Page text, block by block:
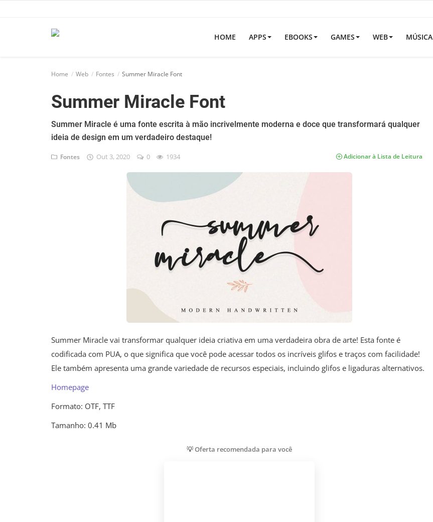
HOME APPS EBOOKS GAMES WEB MÚSICA
Home Web Fontes Summer Miracle Font
Summer Miracle Font
Summer Miracle é uma fonte escrita à mão incrivelmente moderna e doce que transformará qualquer
ideia de design em um verdadeiro destaque!
Fontes Out 3, 2020 0 1934 Adicionar à Lista de Leitura
Summer Miracle vai transformar qualquer ideia criativa em uma verdadeira obra de arte! Esta fonte é
codificada com PUA, o que significa que você pode acessar todos os incríveis glifos e traços com facilidade!
Ele também apresenta uma grande variedade de recursos especiais, incluindo glifos e ligaduras alternativos.
Homepage
Formato: OTF, TTF
Tamanho: 0.41 Mb
💡 Oferta recomendada para você